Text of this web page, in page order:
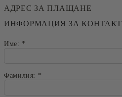
АДРЕС ЗА ПЛАЩАНЕ
ИНФОРМАЦИЯ ЗА КОНТАКТ
Име: *
Фамилия: *